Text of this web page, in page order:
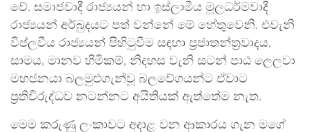
වේ. සමාජවාදී රාජ්‍යයන් හා ඉස්ලාමීය මූලධර්මවාදී
රාජ්‍යයන් අර්බුදයට පත් වන්නේ මේ හේතුවෙනි. එවැනි
විප්ලවීය රාජ්‍යයන් පිහිටුවීම සඳහා ප්‍රජාතන්ත්‍රවාදය,
සාමය, මානව හිමිකම්, නිදහස වැනි සටන් පාඨ ලෙලවා
මහජනයා බලමුළුගැන්වූ බලවේගයන්ට ඒවාට
ප්‍රතිවිරුද්ධව නටන්නට අයිතියක් ඇත්තේම නැත.
මෙම කරුණු ලංකාවට අදාළ වන ආකාරය ගැන මගේ